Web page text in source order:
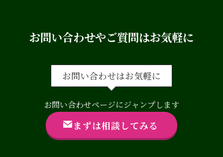
お問い合わせやご質問はお気軽に
お問い合わせはお気軽に
お問い合わせページにジャンプします
まずは相談してみる